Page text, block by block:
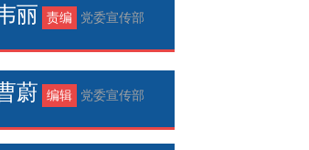
丽 责编 党委宣传部
蔚 编辑 党委宣传部